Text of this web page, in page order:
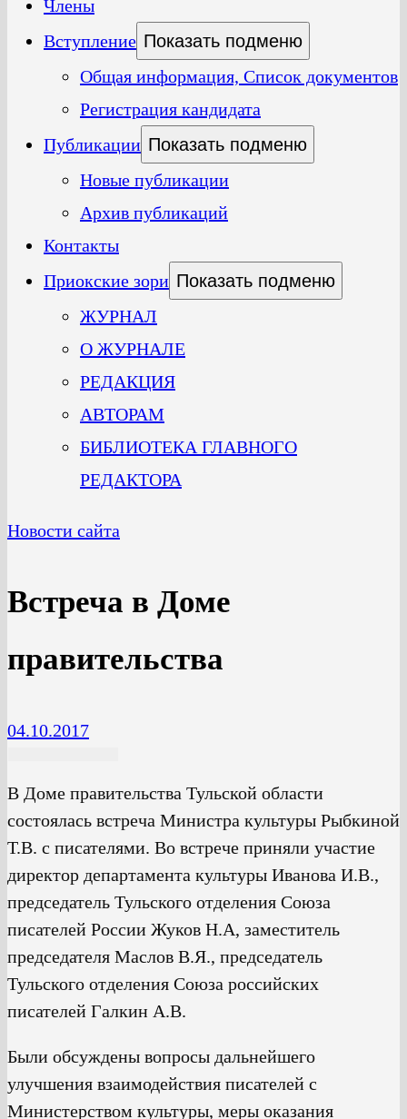
Члены
Вступление Показать подменю
Общая информация, Список документов
Регистрация кандидата
Публикации Показать подменю
Новые публикации
Архив публикаций
Контакты
Приокские зори Показать подменю
ЖУРНАЛ
О ЖУРНАЛЕ
РЕДАКЦИЯ
АВТОРАМ
БИБЛИОТЕКА ГЛАВНОГО
РЕДАКТОРА
Новости сайта
Встреча в Доме
правительства
04.10.2017
В Доме правительства Тульской области
состоялась встреча Министра культуры Рыбкиной
Т.В. с писателями. Во встрече приняли участие
директор департамента культуры Иванова И.В.,
председатель Тульского отделения Союза
писателей России Жуков Н.А, заместитель
председателя Маслов В.Я., председатель
Тульского отделения Союза российских
писателей Галкин А.В.
Были обсуждены вопросы дальнейшего
улучшения взаимодействия писателей с
Министерством культуры, меры оказания